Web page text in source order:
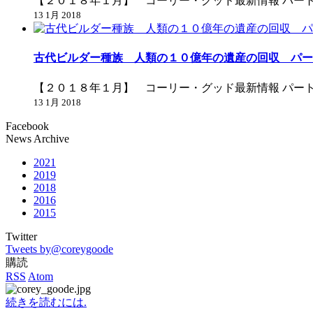
13 1月 2018
古代ビルダー種族 人類の１０億年の遺産の回収 パー
【２０１８年１月】 コーリー・グッド最新情報 パー
13 1月 2018
Facebook
News Archive
2021
2019
2018
2016
2015
Twitter
Tweets by@coreygoode
購読
RSS Atom
続きを読むには.